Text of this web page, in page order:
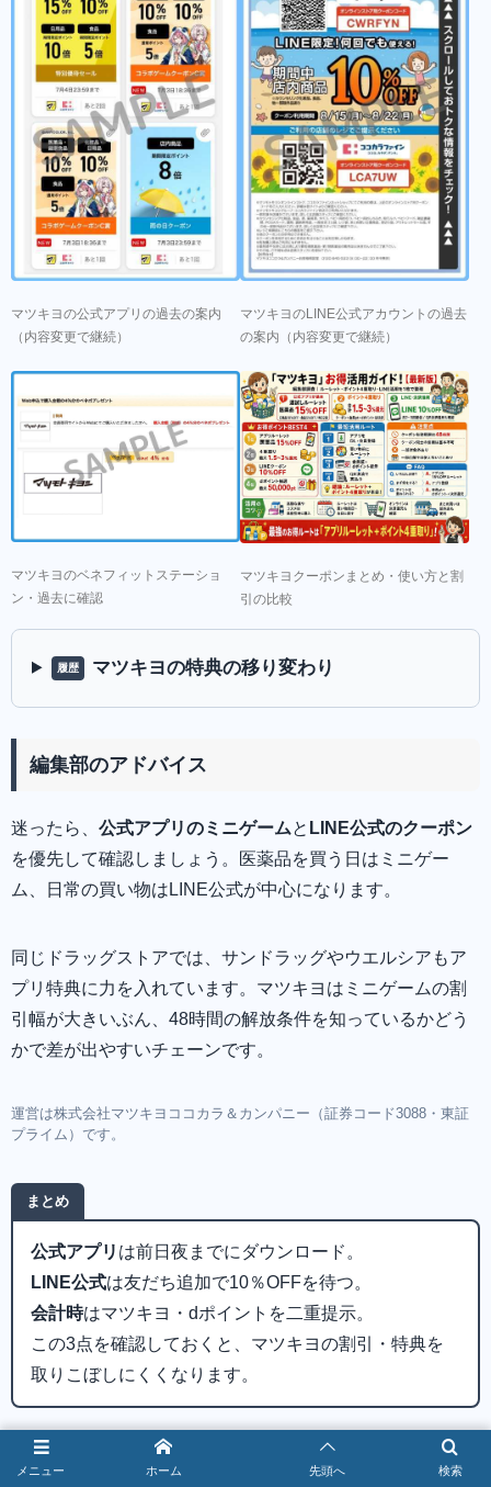
マツキヨの公式アプリの過去の案内
（内容変更で継続）
マツキヨのLINE公式アカウントの過去
の案内（内容変更で継続）
マツキヨのベネフィットステーショ
ン・過去に確認
マツキヨクーポンまとめ・使い方と割
引の比較
履歴 マツキヨの特典の移り変わり
編集部のアドバイス
迷ったら、 公式アプリのミニゲームと LINE公式のクーポン
を優先して確認しましょう。医薬品を買う日はミニゲー
ム、日常の買い物はLINE公式が中心になります。
同じドラッグストアでは、サンドラッグやウエルシアもア
プリ特典に力を入れています。マツキヨはミニゲームの割
引幅が大きいぶん、48時間の解放条件を知っているかどう
かで差が出やすいチェーンです。
運営は株式会社マツキヨココカラ＆カンパニー（証券コード3088・東証
プライム）です。
まとめ
公式アプリ は前日夜までにダウンロード。
LINE公式は友だち追加で10％OFFを待つ。
会計時はマツキヨ・dポイントを二重提示。
この3点を確認しておくと、マツキヨの割引・特典を
取りこぼしにくくなります。
最新の内容は、マツキヨココカラ公式アプリ・LINE公式ア
カウント・マツキヨココカラ＆カンパニーのIRページで確
メニュー 検索
ホーム 先頭へ